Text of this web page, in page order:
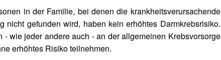
in der Familie, bei denen die krankheitsverursachende
nicht gefunden wird, haben kein erhöhtes Darmkrebsrisiko.
- wie jeder andere auch - an der allgemeinen Krebsvorsorge
erhöhtes Risiko teilnehmen.